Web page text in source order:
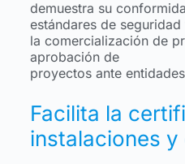
demuestra su
estándares de
la comercialización de
aprobación de
proyectos ante
Facilita la
instalaciones y